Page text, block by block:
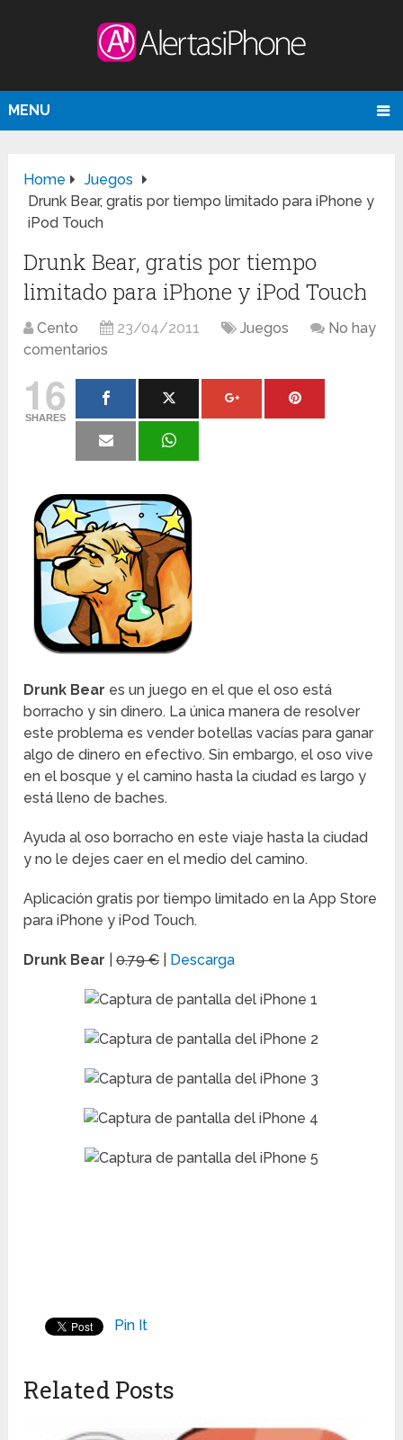
MENU
Home
Juegos
Drunk Bear, gratis por tiempo limitado para iPhone y
iPod Touch
Drunk Bear, gratis por tiempo
limitado para iPhone y iPod Touch
Cento 23/04/2011 Juegos
No hay
comentarios
16
SHARES
Drunk Bear es un juego en el que el oso está
borracho y sin dinero. La única manera de resolver
este problema es vender botellas vacías para ganar
algo de dinero en efectivo. Sin embargo, el oso vive
en el bosque y el camino hasta la ciudad es largo y
está lleno de baches.
Ayuda al oso borracho en este viaje hasta la ciudad
y no le dejes caer en el medio del camino.
Aplicación gratis por tiempo limitado en la App Store
para iPhone y iPod Touch.
Drunk Bear |0.79 € Descarga
Pin It
Related Posts